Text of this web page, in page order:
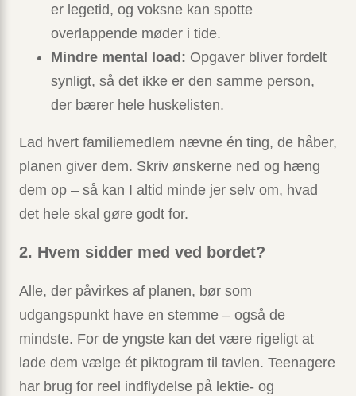
er legetid, og voksne kan spotte
overlappende møder i tide.
Mindre mental load: Opgaver bliver fordelt
synligt, så det ikke er den samme person,
der bærer hele huske­listen.
Lad hvert familiemedlem nævne én ting, de håber,
planen giver dem. Skriv ønskerne ned og hæng
dem op – så kan I altid minde jer selv om, hvad
det hele skal gøre godt for.
2. Hvem sidder med ved bordet?
Alle, der påvirkes af planen, bør som
udgangspunkt have en stemme – også de
mindste. For de yngste kan det være rigeligt at
lade dem vælge ét piktogram til tavlen. Teenagere
har brug for reel indflydelse på lektie- og